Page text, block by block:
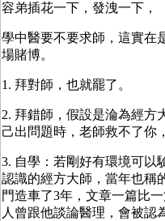
容弟插花一下，發洩一下，
學中醫要不要求師，這實在
場賭博。
1. 拜對師，也就罷了。
2. 拜錯師，假設是淪為經方
己出問題時，老師救不了你
3. 自學：若剛好有環境可以
認識的經方大師，當年也稱
門造車了3年，文章一篇比
人曾跟他談論醫理，會被認